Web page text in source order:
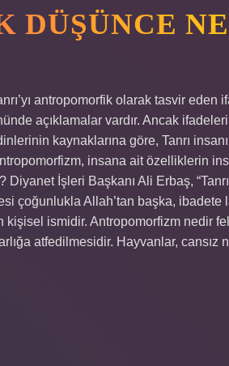
DÜŞÜNCE
​​antropomorfik olarak tasvir eden
açıklamalar vardır. Ancak
kaynaklarına göre, Tanrı
insana ait özelliklerin
İşleri Başkanı Ali Erbaş,
çoğunlukla Allah’tan başka,
kişisel ismidir. Antropomorfizm nedir
atfedilmesidir. Hayvanlar, cansız